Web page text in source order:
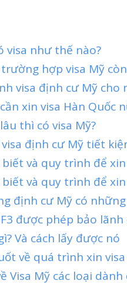
visa như thế nào?
hợp visa Mỹ
visa định cư Mỹ
xin visa Hàn Quốc
thì có visa Mỹ?
định cư Mỹ tiết
và quy trình để
và quy trình để
định cư Mỹ có
được phép bảo
Và cách lấy được nó
về quá trình xin
Visa Mỹ các loại